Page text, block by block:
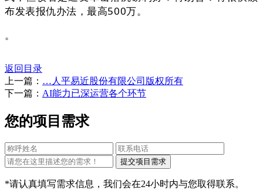
布发表报仇办法，最高500万。
。
返回目录
上一篇： …人平易近股份有限公司版权所有
下一篇： AI能力已深运营各个环节
您的项目需求
*请认真填写需求信息，我们会在24小时内与您取得联系。